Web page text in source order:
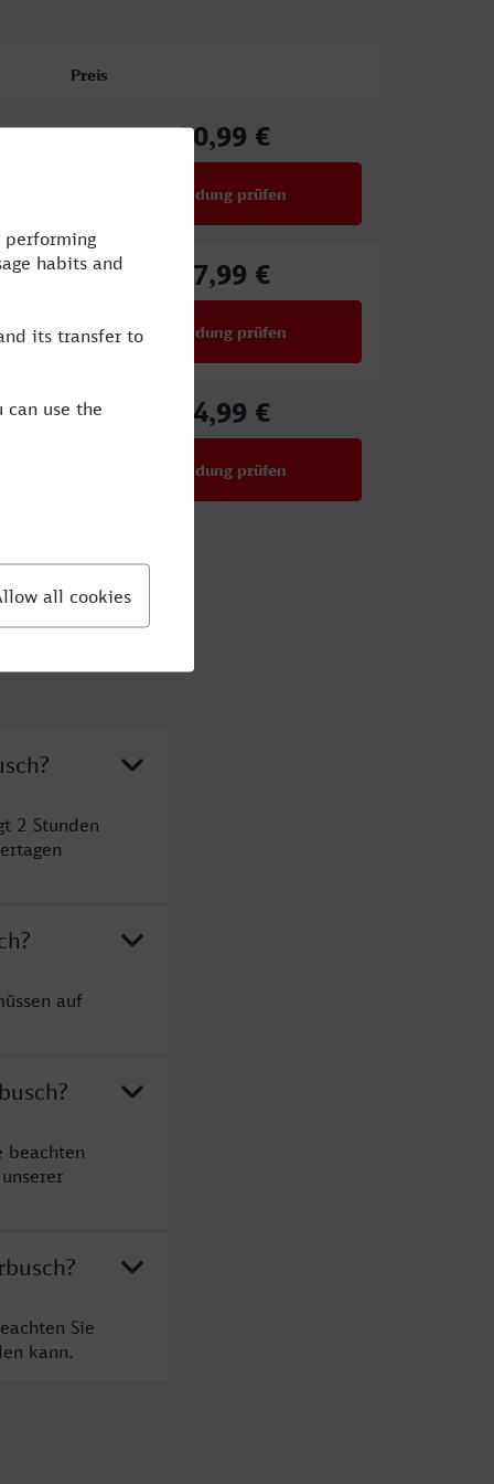
Preis
50,99 €
Verbindung prüfen
27,99 €
Verbindung prüfen
44,99 €
Verbindung prüfen
2 Stunden
auf
beachten
Sie
kann.